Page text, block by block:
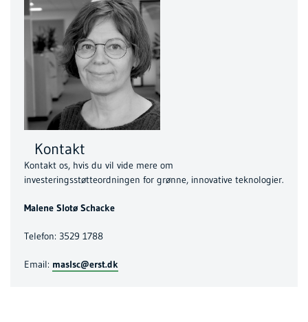
Kontakt
Kontakt os, hvis du vil vide mere om
investeringsstøtteordningen for grønne, innovative teknologier.
Malene Slotø Schacke
Telefon: 3529 1788
Email: maslsc@erst.dk